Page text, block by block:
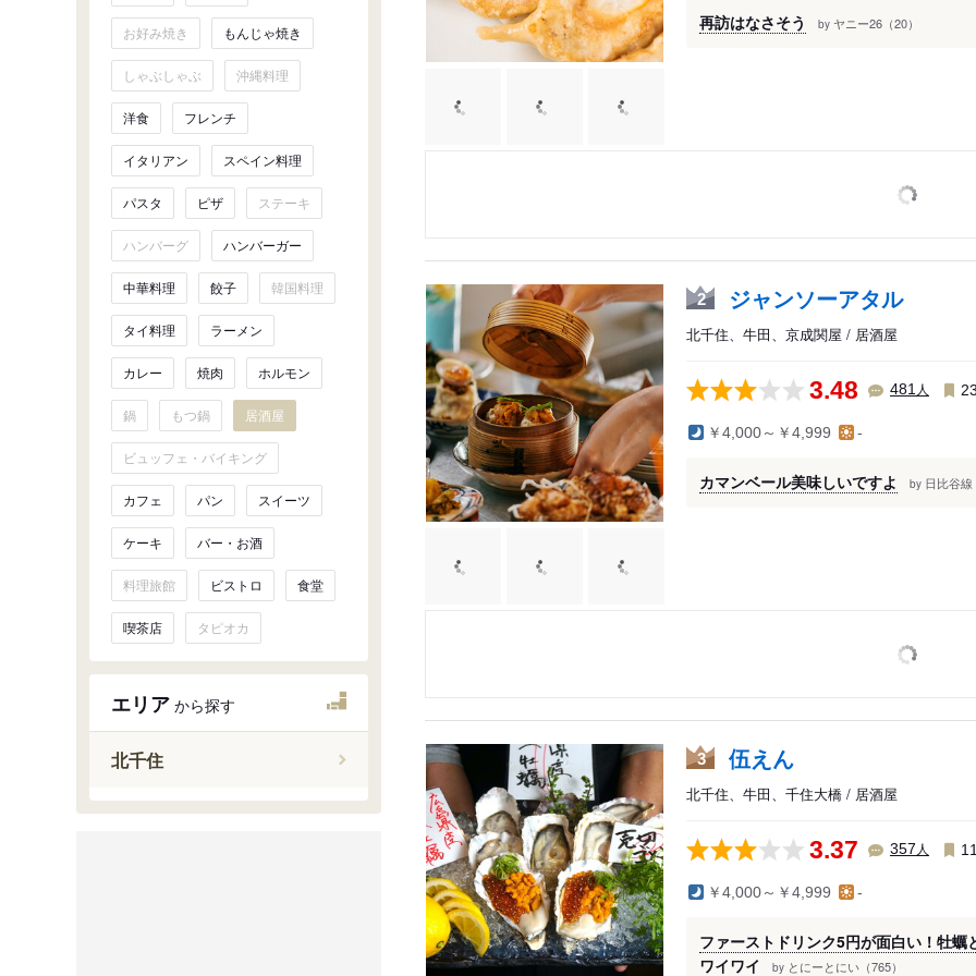
お好み焼き もんじゃ焼き
しゃぶしゃぶ 沖縄料理
洋食 フレンチ
イタリアン スペイン料理
パスタ ピザ ステーキ
ハンバーグ ハンバーガー
中華料理 餃子 韓国料理
タイ料理 ラーメン
カレー 焼肉 ホルモン
鍋 もつ鍋 居酒屋
ビュッフェ・バイキング
カフェ パン スイーツ
ケーキ バー・お酒
料理旅館 ビストロ 食堂
喫茶店 タピオカ
エリア から探す
北千住
町屋・南千住
北千住
葛飾・柴又
綾瀬・竹ノ塚
再訪はなさそう by ヤニー26（20）
2 ジャンソーアタル
北千住、牛田、京成関屋 / 居酒屋
3.48 481人
￥4,000～￥4,999 -
カマンベール美味しいですよ by 日比谷
3 伍えん
北千住、牛田、千住大橋 / 居酒屋
3.37 357 人
￥4,000～￥4,999 -
ファーストドリンク5円が面白い！牡
ワイワイ
by とにーとにい（765）